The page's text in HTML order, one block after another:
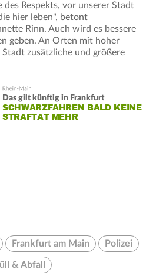
des Respekts, vor unserer Stadt
hier leben", betont
Rinn. Auch wird es bessere
geben. An Orten mit hoher
zusätzliche und größere
Das gilt künftig in Frankfurt
SCHWARZFAHREN BALD KEINE
STRAFTAT MEHR
Frankfurt am Main Polizei
& Abfall